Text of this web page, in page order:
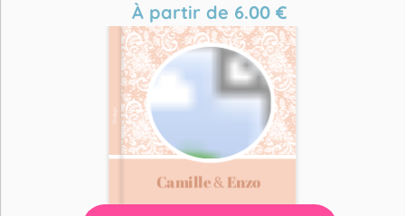
À partir de 6.00€